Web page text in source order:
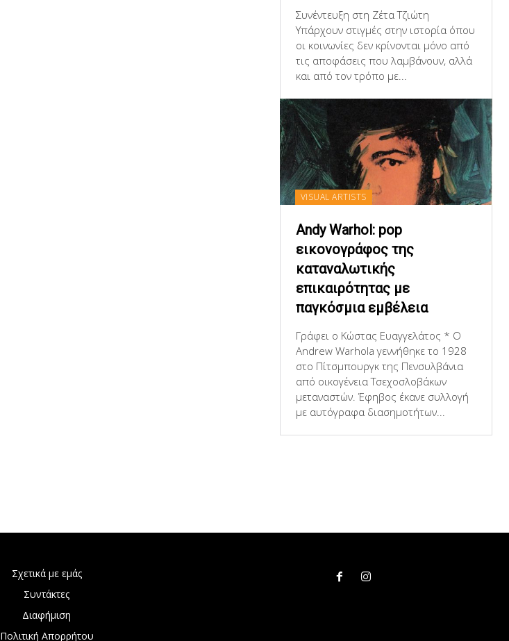
Συνέντευξη στη Ζέτα Τζιώτη
Υπάρχουν στιγμές στην ιστορία όπου
οι κοινωνίες δεν κρίνονται μόνο από
τις αποφάσεις που λαμβάνουν, αλλά
και από τον τρόπο με...
VISUAL ARTISTS
Andy Warhol: pop
εικονογράφος της
καταναλωτικής
επικαιρότητας με
παγκόσμια εμβέλεια
Γράφει ο Κώστας Ευαγγελάτος * Ο
Andrew Warhola γεννήθηκε το 1928
στο Πίτσμπουργκ της Πενσυλβάνια
από οικογένεια Τσεχοσλοβάκων
μεταναστών. Έφηβος έκανε συλλογή
με αυτόγραφα διασημοτήτων...
Σχετικά με εμάς
Συντάκτες
Διαφήμιση
Πολιτική Απορρήτου